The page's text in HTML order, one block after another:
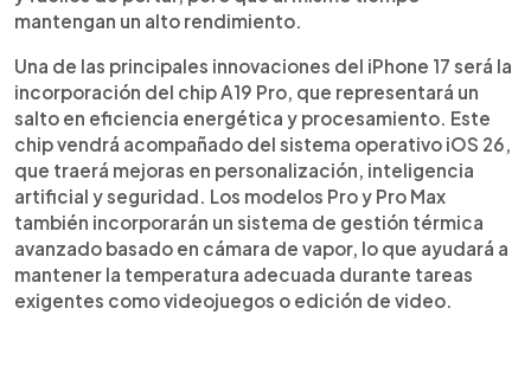
mantengan un alto rendimiento.
Una de las principales innovaciones del iPhone 17 será la
incorporación del chip A19 Pro, que representará un
salto en eficiencia energética y procesamiento. Este
chip vendrá acompañado del sistema operativo iOS 26,
que traerá mejoras en personalización, inteligencia
artificial y seguridad. Los modelos Pro y Pro Max
también incorporarán un sistema de gestión térmica
avanzado basado en cámara de vapor, lo que ayudará a
mantener la temperatura adecuada durante tareas
exigentes como videojuegos o edición de video.